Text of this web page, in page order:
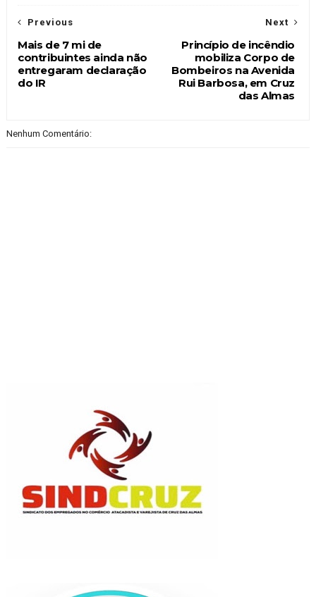
Next
Princípio de incêndio
mobiliza Corpo de
Bombeiros na Avenida
Rui Barbosa, em Cruz
das Almas
Previous
Mais de 7 mi de
contribuintes ainda não
entregaram declaração
do IR
Nenhum Comentário: